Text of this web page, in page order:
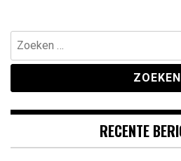
Zoeken
naar:
RECENTE